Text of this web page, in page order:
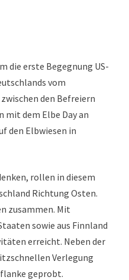
die erste Begegnung US-
vom
den Befreiern
mit dem Elbe Day an
den Elbwiesen in
rollen in diesem
Richtung Osten.
zusammen. Mit
sowie aus Finnland
erreicht. Neben der
Verlegung
geprobt.